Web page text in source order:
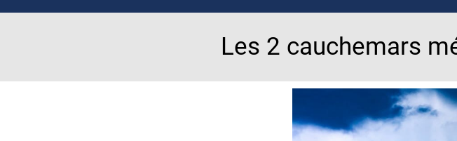
Les 2 cauchemars